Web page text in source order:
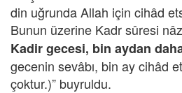
din uğrunda Allah için cihâd
Bunun üzerine Kadr sûresi
Kadir gecesi, bin aydan daha
gecenin sevâbı, bin ay cihâd
çoktur.)” buyruldu.